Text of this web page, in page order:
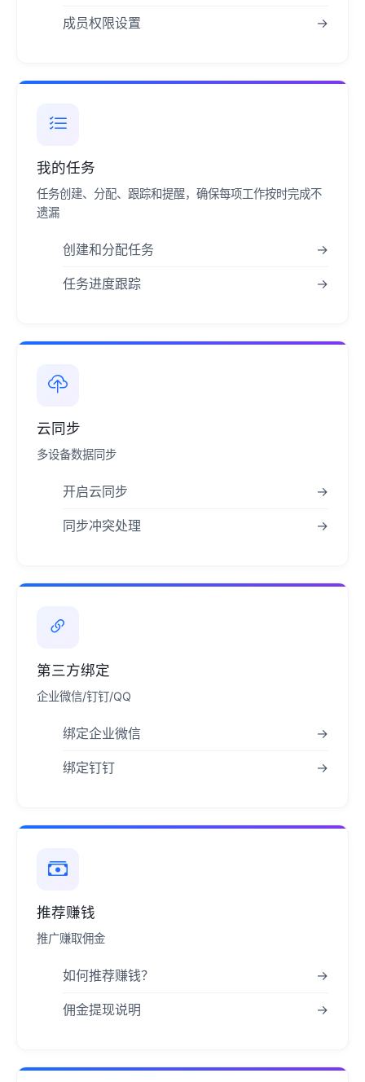
成员权限设置 →
我的任务
任务创建、分配、跟踪和提醒，确保每项工作按时完成不
遗漏
创建和分配任务 →
任务进度跟踪 →
云同步
多设备数据同步
开启云同步 →
同步冲突处理 →
第三方绑定
企业微信/钉钉/QQ
绑定企业微信 →
绑定钉钉 →
推荐赚钱
推广赚取佣金
如何推荐赚钱？ →
佣金提现说明 →